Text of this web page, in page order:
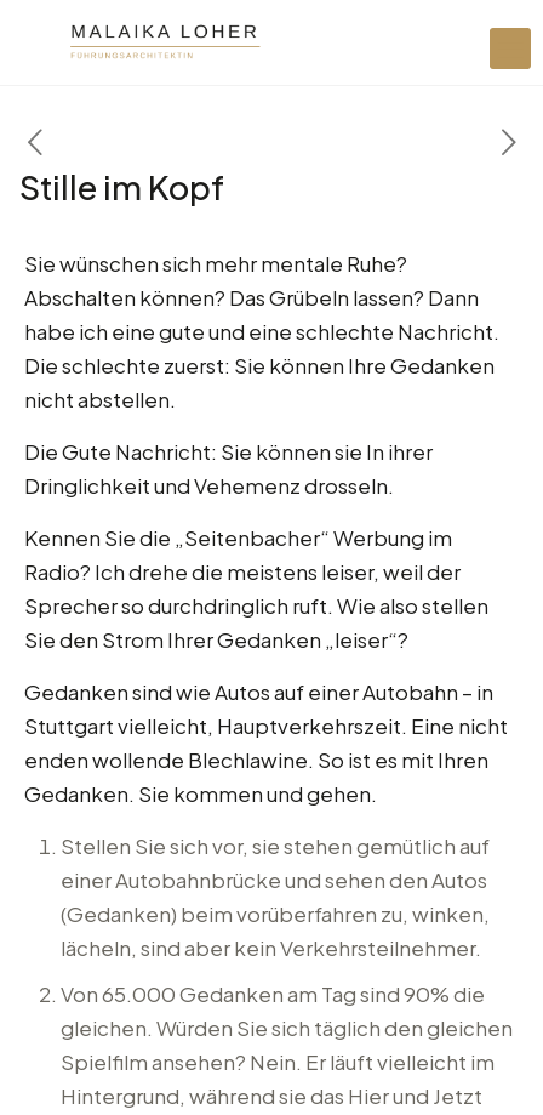
Stille im Kopf
Sie wünschen sich mehr mentale Ruhe?
Abschalten können? Das Grübeln lassen? Dann
habe ich eine gute und eine schlechte Nachricht.
Die schlechte zuerst: Sie können Ihre Gedanken
nicht abstellen.
Die Gute Nachricht: Sie können sie In ihrer
Dringlichkeit und Vehemenz drosseln.
Kennen Sie die „Seitenbacher“ Werbung im
Radio? Ich drehe die meistens leiser, weil der
Sprecher so durchdringlich ruft. Wie also stellen
Sie den Strom Ihrer Gedanken „leiser“?
Gedanken sind wie Autos auf einer Autobahn – in
Stuttgart vielleicht, Hauptverkehrszeit. Eine nicht
enden wollende Blechlawine. So ist es mit Ihren
Gedanken. Sie kommen und gehen.
Stellen Sie sich vor, sie stehen gemütlich auf
einer Autobahnbrücke und sehen den Autos
(Gedanken) beim vorüberfahren zu, winken,
lächeln, sind aber kein Verkehrsteilnehmer.
Von 65.000 Gedanken am Tag sind 90% die
gleichen. Würden Sie sich täglich den gleichen
Spielfilm ansehen? Nein. Er läuft vielleicht im
Hintergrund, während sie das Hier und Jetzt